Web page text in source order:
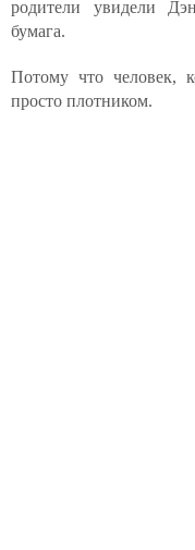
родители увидели
бумага.
Потому что человек,
просто плотником.